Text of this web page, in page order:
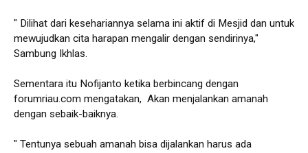
" Dilihat dari kesehariannya selama ini aktif di Mesjid dan untuk
mewujudkan cita harapan mengalir dengan sendirinya,"
Sambung Ikhlas.
Sementara itu Nofijanto ketika berbincang dengan
forumriau.com mengatakan, Akan menjalankan amanah
dengan sebaik-baiknya.
" Tentunya sebuah amanah bisa dijalankan harus ada